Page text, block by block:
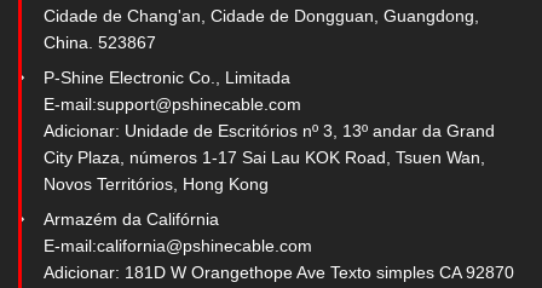
Cidade de Chang'an, Cidade de Dongguan, Guangdong,
China. 523867
P-Shine Electronic Co., Limitada
E-mail:support@pshinecable.com
Adicionar: Unidade de Escritórios nº 3, 13º andar da Grand
City Plaza, números 1-17 Sai Lau KOK Road, Tsuen Wan,
Novos Territórios, Hong Kong
Armazém da Califórnia
E-mail:california@pshinecable.com
Adicionar: 181D W Orangethope Ave Texto simples CA 92870